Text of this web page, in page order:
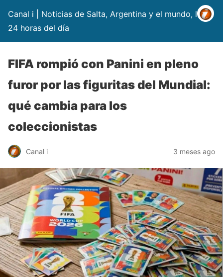
Canal i | Noticias de Salta, Argentina y el mundo, las
24 horas del día
FIFA rompió con Panini en pleno
furor por las figuritas del Mundial:
qué cambia para los
coleccionistas
Canal i 3 meses ago